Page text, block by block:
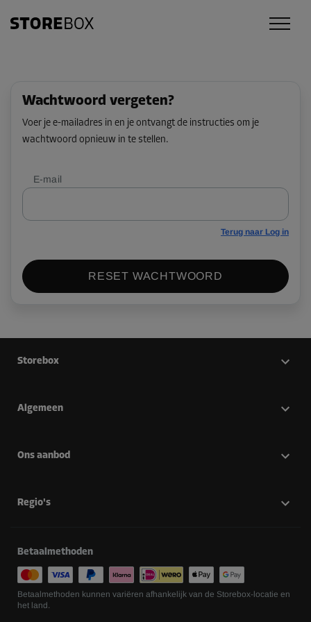
Wachtwoord vergeten?
Voer je e-mailadres in en je ontvangt de instructies om je
wachtwoord opnieuw in te stellen.
E-mail
Terug naar Log in
RESET WACHTWOORD
Storebox
Algemeen
Ons aanbod
Regio's
Betaalmethoden
Betaalmethoden kunnen variëren afhankelijk van de Storebox-locatie en
het land.